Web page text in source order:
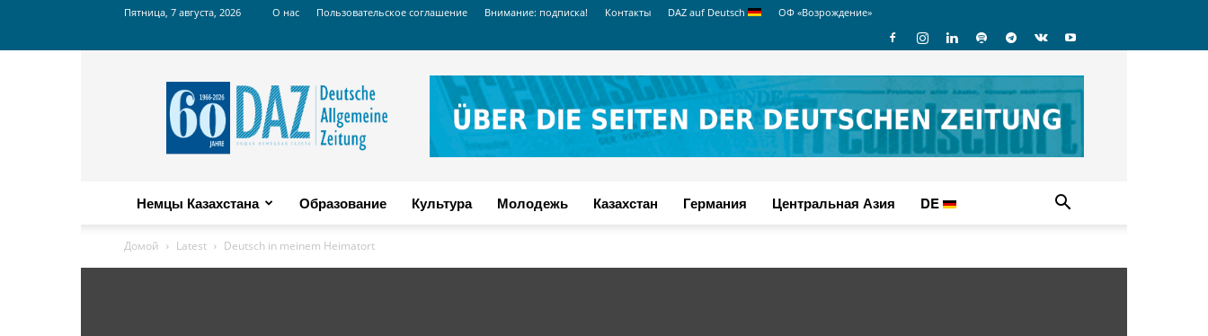
Пятница, 7 августа, 2026 О нас Пользовательское соглашение Внимание: подписка! Контакты DAZ auf Deutsch ОФ «Возрождение»
Russian
DAZ
Немцы Казахстана Образование Культура Молодежь Казахстан Германия Центральная Азия DE
Домой Latest Deutsch in meinem Heimatort